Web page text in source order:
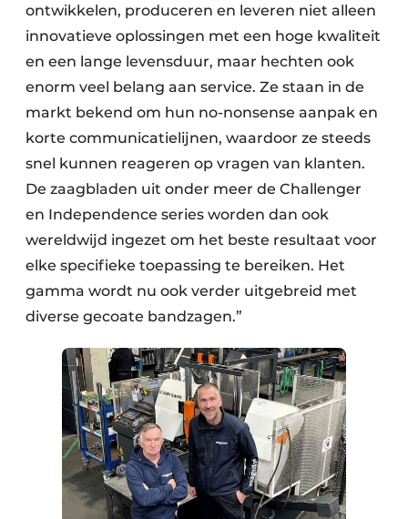
ontwikkelen, produceren en leveren niet alleen
innovatieve oplossingen met een hoge kwaliteit
en een lange levensduur, maar hechten ook
enorm veel belang aan service. Ze staan in de
markt bekend om hun no-nonsense aanpak en
korte communicatielijnen, waardoor ze steeds
snel kunnen reageren op vragen van klanten.
De zaagbladen uit onder meer de Challenger
en Independence series worden dan ook
wereldwijd ingezet om het beste resultaat voor
elke specifieke toepassing te bereiken. Het
gamma wordt nu ook verder uitgebreid met
diverse gecoate bandzagen.”